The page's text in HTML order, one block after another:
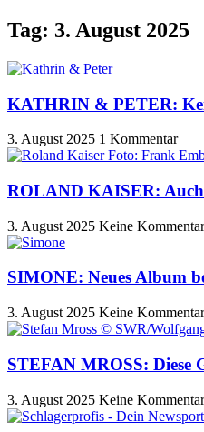
Tag: 3. August 2025
KATHRIN & PETER:
3. August 2025 1 Kommentar
ROLAND KAISER: Auch
3. August 2025 Keine
SIMONE: Neues Album
3. August 2025 Keine
STEFAN MROSS: Diese
3. August 2025 Keine